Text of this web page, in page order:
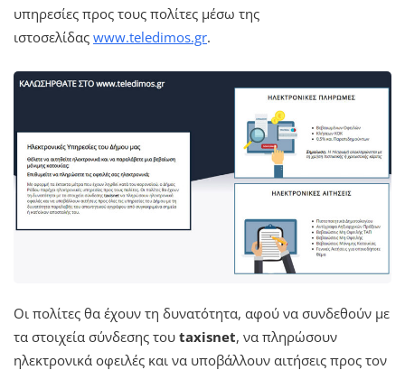
υπηρεσίες προς τους πολίτες μέσω της
ιστοσελίδας www.teledimos.gr.
Οι πολίτες θα έχουν τη δυνατότητα, αφού να συνδεθούν με
τα στοιχεία σύνδεσης του taxisnet, να πληρώσουν
ηλεκτρονικά οφειλές και να υποβάλλουν αιτήσεις προς τον